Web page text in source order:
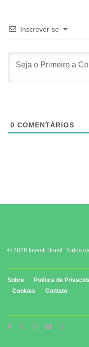
Inscrever-se
0 COMENTÁRIOS
© 2026 Investi Brasil. Todos
Sobre Política de
Cookies
Contato